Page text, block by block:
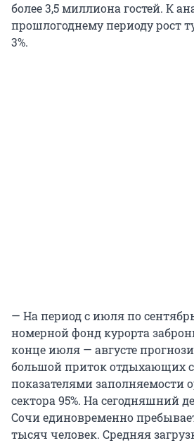
более 3,5 миллиона гостей. К
прошлогоднему периоду рост
3%.
— На период с июля по
номерной фонд курорта
конце июля — августе
большой приток отдыхающих
показателями заполняемости
сектора 95%. На сегодняшний
Сочи единовременно
тысяч человек. Средняя